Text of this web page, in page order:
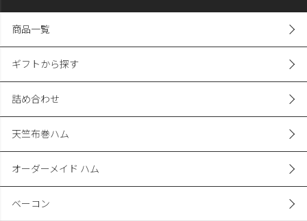
商品一覧
ギフトから探す
詰め合わせ
天竺布巻ハム
オーダーメイド ハム
ベーコン